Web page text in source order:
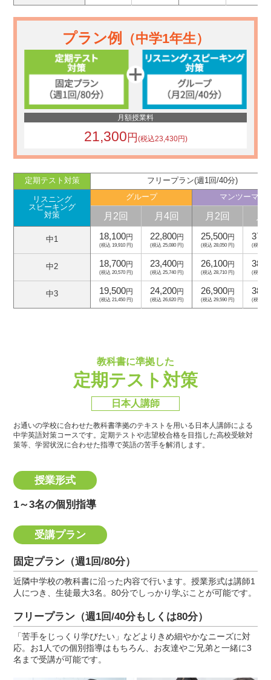
プラン例 （中学1年生）
月額授業料
21,300円(税込23,430円)
定期テスト対策 フリープラン(週1回/40分)
リスニング
スピーキング
対策
グループ マンツーマン
月2回 月4回 月2回
中1 18,100円
(税込 19,910 円)
22,800円
(税込 25,080 円)
25,500円
(税込 28,050 円) (税込
中2 18,700円
(税込 20,570 円)
23,400円
(税込 25,740 円)
26,100円
(税込 28,710 円) (税込
中3 19,500円
(税込 21,450 円)
24,200円
(税込 26,620 円)
26,900円
(税込 29,590 円) (税込
教科書に準拠した
定期テスト対策
日本人講師
お通いの学校に合わせた教科書準拠のテキストを用いる日本人講師による
中学英語対策コースです。 定期テストや志望校合格を目指した高校受験対
策等、学習状況に合わせた指導で英語の苦手を解消します。
授業形式
1～3名の個別指導
受講プラン
固定プラン（週1回/80分）
近隣中学校の教科書に沿った内容で行います。授業形式は講師1
人につき、生徒最大3名。80分でしっかり学ぶことが可能です。
フリープラン（週1回/40分もしくは80分）
「苦手をじっくり学びたい」などよりきめ細やかなニーズに対
応。お1人での個別指導はもちろん、お友達やご兄弟と一緒に3
名まで受講が可能です。